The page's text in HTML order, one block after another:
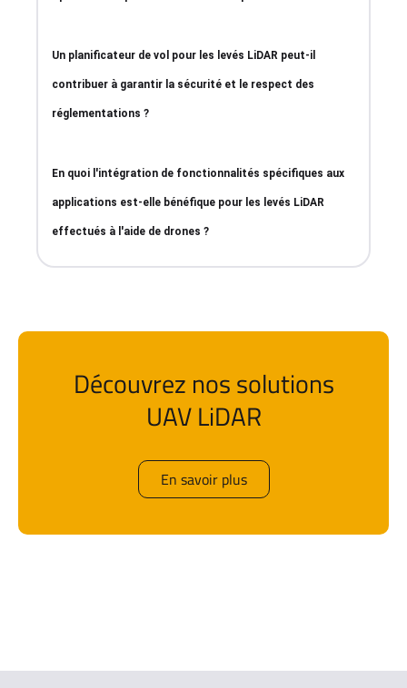
Un planificateur de vol pour les levés LiDAR peut-il
contribuer à garantir la sécurité et le respect des
réglementations ?
En quoi l'intégration de fonctionnalités spécifiques aux
applications est-elle bénéfique pour les levés LiDAR
effectués à l'aide de drones ?
Découvrez nos solutions
UAV LiDAR
En savoir plus